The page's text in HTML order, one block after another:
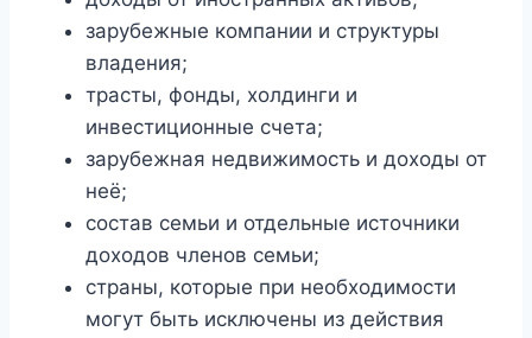
зарубежные компании и структуры
владения;
трасты, фонды, холдинги и
инвестиционные счета;
зарубежная недвижимость и доходы от
неё;
состав семьи и отдельные источники
доходов членов семьи;
страны, которые при необходимости
могут быть исключены из действия